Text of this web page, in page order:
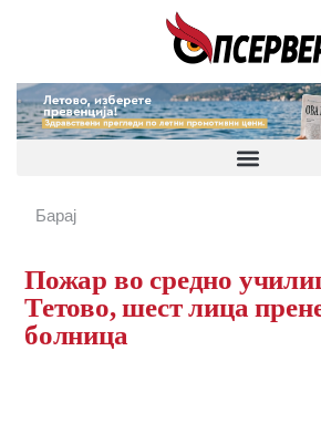
Пожар во средно
Тетово, шест лица
болница